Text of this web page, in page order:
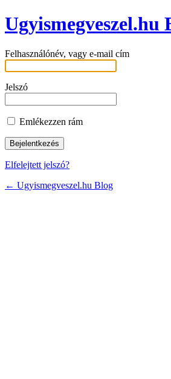
Ugyismegveszel.hu
Felhasználónév, vagy e-mail cím
Jelszó
Emlékezzen rám
Elfelejtett jelszó?
← Ugyismegveszel.hu Blog